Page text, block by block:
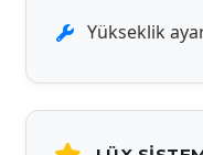
Yükseklik